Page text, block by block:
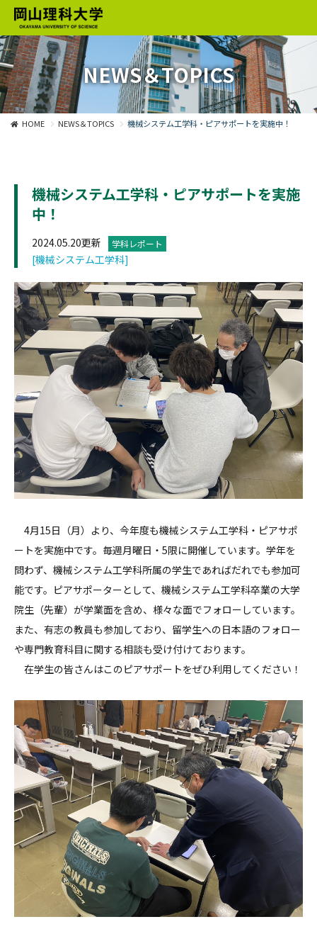
NEWS＆TOPICS
HOME NEWS＆TOPICS 機械システム工学科・ピアサポートを実施中！
機械システム工学科・ピアサポートを実施
中！
2024.05.20更新 学科レポート
[機械システム工学科]
4月15日（月）より、今年度も機械システム工学科・ピアサポ
ートを実施中です。毎週月曜日・5限に開催しています。学年を
問わず、機械システム工学科所属の学生であればだれでも参加可
能です。ピアサポーターとして、機械システム工学科卒業の大学
院生（先輩）が学業面を含め、様々な面でフォローしています。
また、有志の教員も参加しており、留学生への日本語のフォロー
や専門教育科目に関する相談も受け付けております。
在学生の皆さんはこのピアサポートをぜひ利用してください！